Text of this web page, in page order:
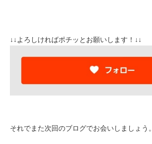
↓↓よろしければポチッとお願いします！↓↓
それでまた次回のブログでお会いしましょう。